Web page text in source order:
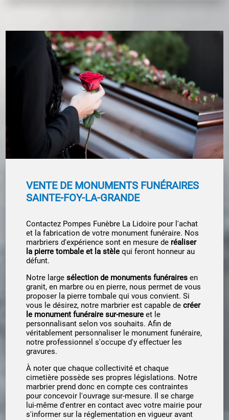
VENTE DE MONUMENTS FUNÉRAIRES
SAINTE-FOY-LA-GRANDE
Contactez Pompes Funèbre La Lidoire pour l'achat
et la fabrication de votre monument funéraire. Nos
marbriers d'expérience sont en mesure de réaliser
la pierre tombale et la stèle qui feront honneur au
défunt.
Notre large sélection de monuments funéraires en
granit, en marbre ou en pierre, nous permet de vous
proposer la pierre tombale qui vous convient. Si
vous le désirez, notre marbrier est capable de créer
le monument funéraire sur-mesure et le
personnalisant selon vos souhaits. Afin de
véritablement personnaliser le monument funéraire,
notre professionnel s'occupe d'y effectuer les
gravures.
À noter que chaque collectivité et chaque
cimetière possède ses propres législations. Notre
marbrier prend donc en compte ces contraintes
pour concevoir l'ouvrage sur-mesure. Il se charge
lui-même d'entrer en contact avec votre mairie pour
s'informer sur la réglementation en vigueur avant